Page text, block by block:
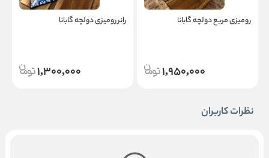
رومیزی مربع دولچه گابانا
1,950,000
رانر رومیزی دولچه گابانا
1,300,000
نظرات کاربران